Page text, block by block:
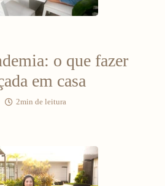
o que fazer
em casa
2min de leitura